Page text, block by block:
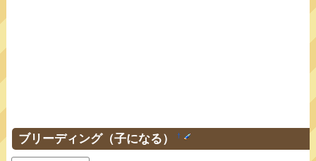
ブリーディング（子になる） †